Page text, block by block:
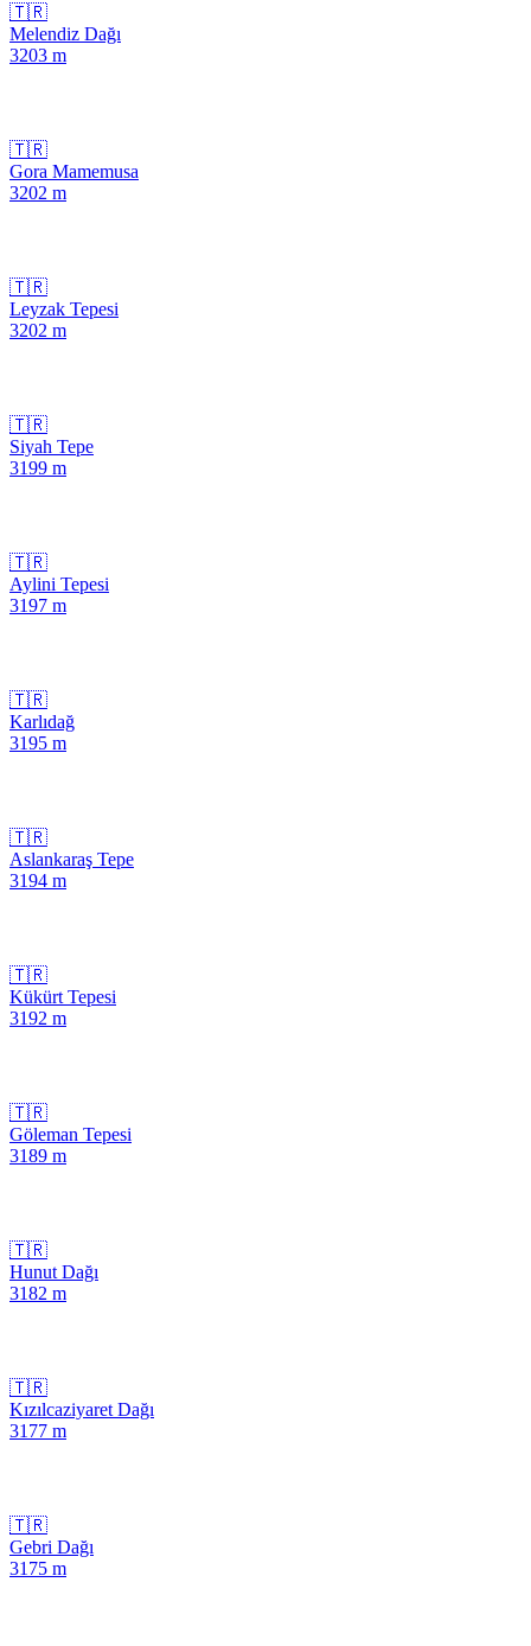
🇹🇷
Melendiz Dağı
3203 m
🇹🇷
Gora Mamemusa
3202 m
🇹🇷
Leyzak Tepesi
3202 m
🇹🇷
Siyah Tepe
3199 m
🇹🇷
Aylini Tepesi
3197 m
🇹🇷
Karlıdağ
3195 m
🇹🇷
Aslankaraş Tepe
3194 m
🇹🇷
Kükürt Tepesi
3192 m
🇹🇷
Göleman Tepesi
3189 m
🇹🇷
Hunut Dağı
3182 m
🇹🇷
Kızılcaziyaret Dağı
3177 m
🇹🇷
Gebri Dağı
3175 m